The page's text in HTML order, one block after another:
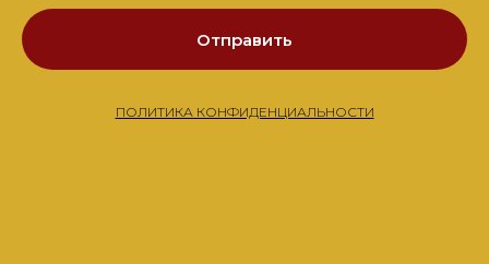
Отправить
ПОЛИТИКА КОНФИДЕНЦИАЛЬНОСТИ